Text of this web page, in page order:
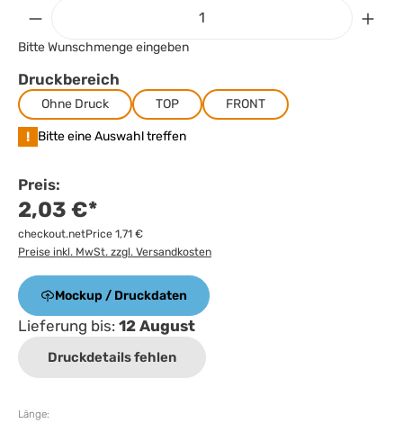
Bitte Wunschmenge eingeben
Druckbereich
Ohne Druck TOP FRONT
! Bitte eine Auswahl treffen
Preis:
2,03 €*
checkout.netPrice 1,71 €
Preise inkl. MwSt. zzgl. Versandkosten
Mockup / Druckdaten
Lieferung bis: 12 August
Druckdetails fehlen
Länge: